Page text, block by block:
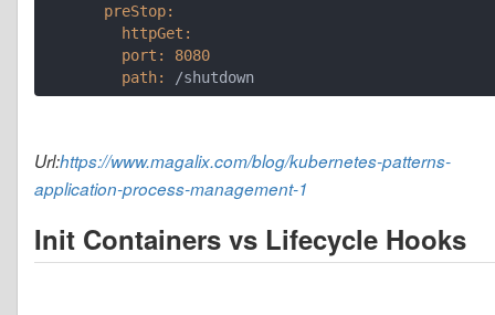
       preStop:
         httpGet:
         port:
8080
         path:
Url:https://www.magalix.com/blog/kubernetes-patterns-
application-process-management-1
Init Containers vs Lifecycle Hooks